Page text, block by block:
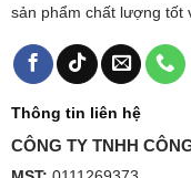
sản phẩm chất lượng tốt
Thông tin liên hệ
CÔNG TY TNHH